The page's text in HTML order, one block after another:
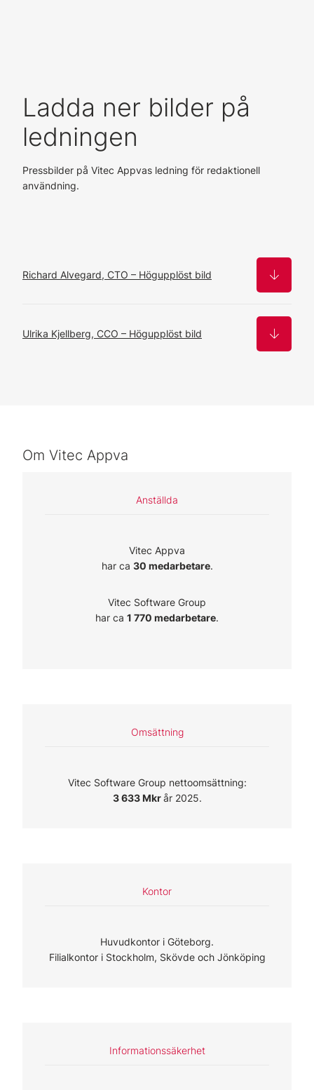
Ladda ner bilder på
ledningen
Pressbilder på Vitec Appvas ledning för redaktionell
användning.
Richard Alvegard, CTO – Högupplöst bild
Ulrika Kjellberg, CCO – Högupplöst bild
Om Vitec Appva
Anställda
Vitec Appva
har ca 30 medarbetare.
Vitec Software Group
har ca 1 770 medarbetare.
Omsättning
Vitec Software Group nettoomsättning:
3 633 Mkrår 2025.
Kontor
Huvudkontor i Göteborg.
Filialkontor i Stockholm, Skövde och Jönköping
Informationssäkerhet